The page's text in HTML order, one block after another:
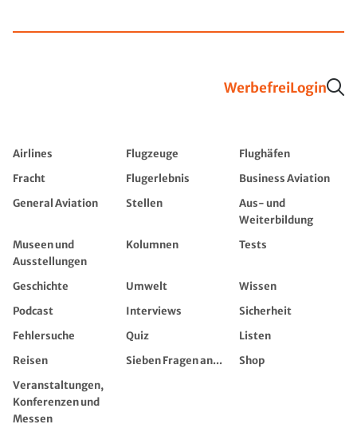
WerbefreiLogin
Airlines Flugzeuge
Flughäfen
Fracht
Flugerlebnis
Business Aviation
General Aviation
Stellen
Aus- und
Weiterbildung
Museen und
Ausstellungen
Kolumnen Tests
Geschichte Umwelt
Wissen
Podcast
Interviews
Sicherheit
Fehlersuche
Quiz
Listen
Reisen
Sieben Fragen an...
Shop
Veranstaltungen,
Konferenzen und
Messen